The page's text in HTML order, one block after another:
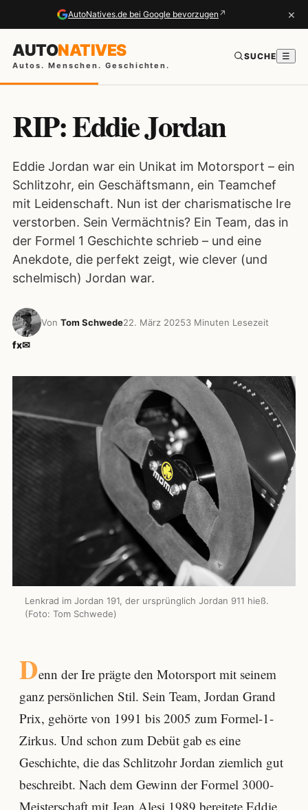
AutoNatives.de bei Google bevorzugen ↗ ×
AUTONATIVES
Autos. Menschen. Geschichten.
SUCHE ☰
RIP: Eddie Jordan
Eddie Jordan war ein Unikat im Motorsport – ein
Schlitzohr, ein Geschäftsmann, ein Teamchef
mit Leidenschaft. Nun ist der charismatische Ire
verstorben. Sein Vermächtnis? Ein Team, das in
der Formel 1 Geschichte schrieb – und eine
Anekdote, die perfekt zeigt, wie clever (und
schelmisch) Jordan war.
Von Tom Schwede22. März 20253 Minuten Lesezeit
fx✉
Lenkrad im Jordan 191, der ursprünglich Jordan 911 hieß.
(Foto: Tom Schwede)
Denn der Ire prägte den Motorsport mit seinem
ganz persönlichen Stil. Sein Team, Jordan Grand
Prix, gehörte von 1991 bis 2005 zum Formel-1-
Zirkus. Und schon zum Debüt gab es eine
Geschichte, die das Schlitzohr Jordan ziemlich gut
beschreibt. Nach dem Gewinn der Formel 3000-
Meisterschaft mit Jean Alesi 1989 bereitete Eddie